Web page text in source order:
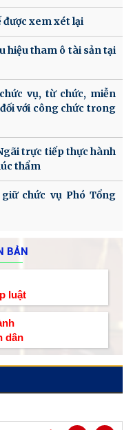
được xem xét lại
hiệu tham ô tài sản tại
vụ, từ chức, miễn
với công chức trong
trực tiếp thực hành
thẩm
chức vụ Phó Tổng
BẢN
luật
dân